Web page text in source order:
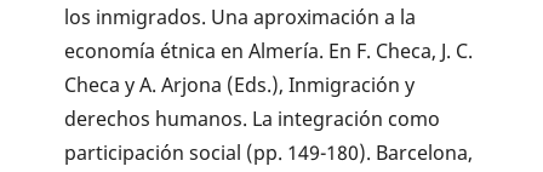
los inmigrados. Una aproximación a la
economía étnica en Almería. En F. Checa, J. C.
Checa y A. Arjona (Eds.), Inmigración y
derechos humanos. La integración como
participación social (pp. 149-180). Barcelona,